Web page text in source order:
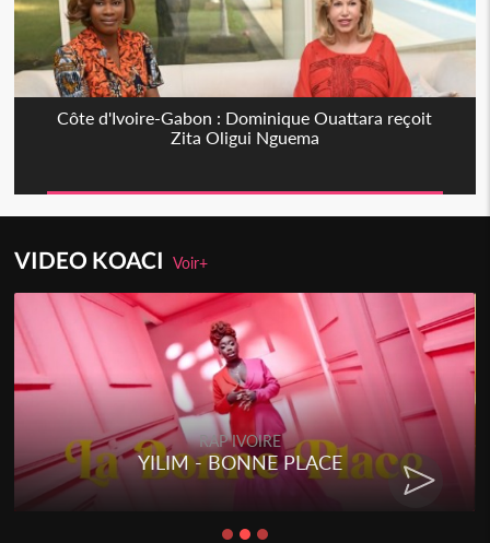
Côte d'Ivoire-Gabon : Dominique Ouattara reçoit
Zita Oligui Nguema
VIDEO KOACIVoir+
RAP IVOIRE
YILIM - BONNE PLACE